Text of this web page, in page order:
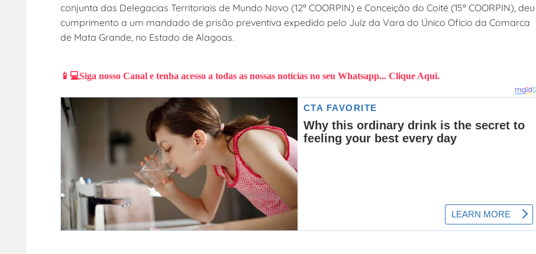
conjunta das Delegacias Territoriais de Mundo Novo (12ª COORPIN) e Conceição do Coité (15ª COORPIN), deu
cumprimento a um mandado de prisão preventiva expedido pelo Juíz da Vara do Único Ofício da Comarca
de Mata Grande, no Estado de Alagoas.
📱💻Siga nosso Canal e tenha acesso a todas as nossas notícias no seu Whatsapp... Clique Aqui.